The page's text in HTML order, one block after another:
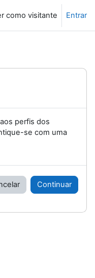
como visitante Entrar
perfis dos
se com uma
Continuar